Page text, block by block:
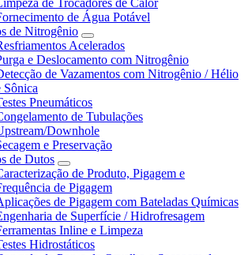
de Trocadores de Calor
de Água Potável
de Nitrogênio
Acelerados
e Deslocamento com Nitrogênio
de Vazamentos com Nitrogênio / Hélio
Sônica
Pneumáticos
de Tubulações
Downhole
e Preservação
de Dutos
de Produto, Pigagem e
de Pigagem
de Pigagem com Bateladas Químicas
de Superfície / Hidrofresagem
Inline e Limpeza
Hidrostáticos